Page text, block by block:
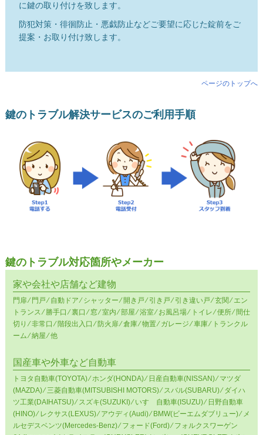
に鍵の取り付けを致します。
防犯対策・徘徊防止・悪戯防止などご要望に応じた錠前をご
提案・お取り付け致します。
ページのトップへ
鍵のトラブル解決サービスのご利用手順
鍵のトラブル対応箇所やメーカー
家や会社や店舗など建物
門扉 ⁄ 門戸 ⁄ 自動ドア ⁄ シャッター ⁄ 開き戸 ⁄ 引き戸 ⁄ 引き違い戸 ⁄ 玄関 ⁄ エン
トランス ⁄ 勝手口 ⁄ 裏口 ⁄ 窓 ⁄ 室内 ⁄ 部屋 ⁄ 浴室 ⁄ お風呂場 ⁄ トイレ ⁄ 便所 ⁄ 間仕
切り ⁄ 非常口 ⁄ 階段出入口 ⁄ 防火扉 ⁄ 倉庫 ⁄ 物置 ⁄ ガレージ ⁄ 車庫 ⁄ トランクル
ーム ⁄ 納屋 ⁄ 他
国産車や外車など自動車
トヨタ自動車(TOYOTA) ⁄ ホンダ(HONDA) ⁄ 日産自動車(NISSAN) ⁄ マツダ
(MAZDA) ⁄ 三菱自動車(MITSUBISHI MOTORS) ⁄ スバル(SUBARU) ⁄ ダイハ
ツ工業(DAIHATSU) ⁄ スズキ(SUZUKI) ⁄ いすゞ自動車(ISUZU) ⁄ 日野自動車
(HINO) ⁄ レクサス(LEXUS) ⁄ アウディ(Audi) ⁄ BMW(ビーエムダブリュー) ⁄ メ
ルセデスベンツ(Mercedes-Benz) ⁄ フォード(Ford) ⁄ フォルクスワーゲン